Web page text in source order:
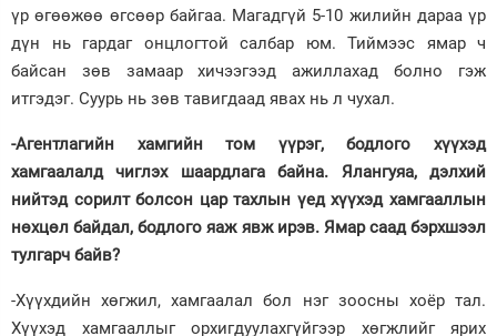
үр өгөөжөө өгсөөр байгаа. Магадгүй 5-10 жилийн дараа үр
дүн нь гардаг онцлогтой салбар юм. Тиймээс ямар ч
байсан зөв замаар хичээгээд ажиллахад болно гэж
итгэдэг. Суурь нь зөв тавигдаад явах нь л чухал.
-Агентлагийн хамгийн том үүрэг, бодлого хүүхэд
хамгаалалд чиглэх шаардлага байна. Ялангуяа, дэлхий
нийтэд сорилт болсон цар тахлын үед хүүхэд хамгааллын
нөхцөл байдал, бодлого яаж явж ирэв. Ямар саад бэрхшээл
тулгарч байв?
-Хүүхдийн хөгжил, хамгаалал бол нэг зоосны хоёр тал.
Хүүхэд хамгааллыг орхигдуулахгүйгээр хөгжлийг ярих